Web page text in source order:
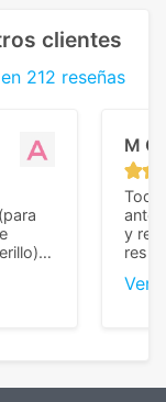
clientes
212 reseñas
y
M C
Todo
y
Ver